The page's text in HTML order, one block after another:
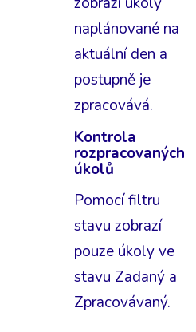
naplánované na
aktuální den a
postupně je
zpracovává.
Kontrola
rozpracovaných
úkolů
Pomocí filtru
stavu zobrazí
pouze úkoly ve
stavu Zadaný a
Zpracovávaný.